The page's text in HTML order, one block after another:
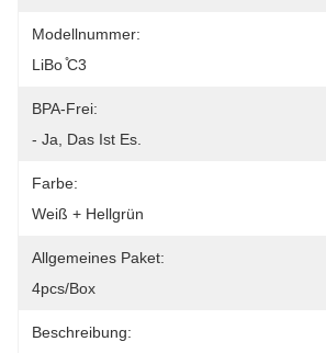
Modellnummer:
LiBo ̊C3
BPA-Frei:
- Ja, Das Ist Es.
Farbe:
Weiß + Hellgrün
Allgemeines Paket:
4pcs/box
Beschreibung: